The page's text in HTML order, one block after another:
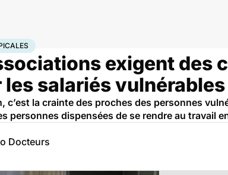
Maladies infectieuses et tropicales
exigent des
salariés vulnérables
c’est la crainte des proches des personnes
personnes dispensées de se rendre au travail
Docteurs